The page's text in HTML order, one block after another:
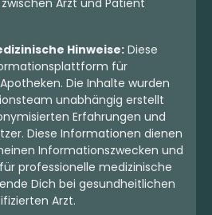
1%
Alien Starfighter
4,2(59)
THC:21,4 % CBD:
3.94 €
Arzt und Patient
Hinweise:Diese
für
Die Inhalte wurden
unabhängig erstellt
Erfahrungen und
Diese Informationen dienen
Informationszwecken und
professionelle medizinische
Dich bei gesundheitlichen
Arzt.